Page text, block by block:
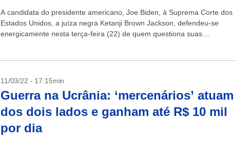
A candidata do presidente americano, Joe Biden, à Suprema Corte dos
Estados Unidos, a juíza negra Ketanji Brown Jackson, defendeu-se
energicamente nesta terça-feira (22) de quem questiona suas
11/03/22 - 17:15min
Guerra na Ucrânia: ‘mercenários’ atuam
dos dois lados e ganham até R$ 10 mil
por dia